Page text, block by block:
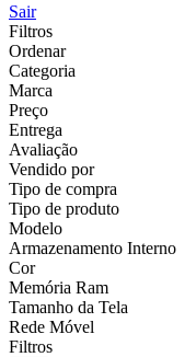
Sair
Filtros
Ordenar
Categoria
Marca
Preço
Entrega
Avaliação
Vendido por
Tipo de compra
Tipo de produto
Modelo
Armazenamento Interno
Cor
Memória Ram
Tamanho da Tela
Rede Móvel
Filtros